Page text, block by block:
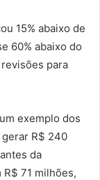
15% abaixo de
60% abaixo do
para
exemplo dos
R$ 240
da
71 milhões,